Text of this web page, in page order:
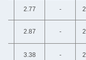
2.77
2.77
2.87
2.87
3.38
3.38